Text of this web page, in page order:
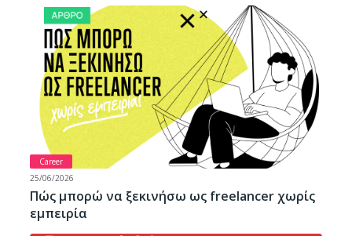
Career
25/06/2026
Πώς μπορώ να ξεκινήσω ως freelancer χωρίς
εμπειρία